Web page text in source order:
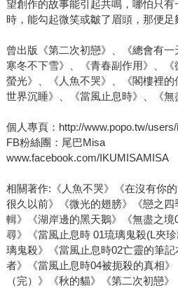
望創作的故事能引起共鳴，哪怕只
時，能勾起微笑或皺了眉頭，那便足
曾出版《第二次初戀》、《總會有
寒冬不下雪》、《青春副作用》、
螢光》、《人魚不哭》、《閣樓裡
世界沉睡》、《當風止息時》、《無
個人專頁：http://www.popo.tw/
FB粉絲團：尾巴Misa
www.facebook.com/IKUMISAMISA
相關著作:《人魚不哭》《在沒有你
很久以前》《微光的翅膀》《戀之
輯》《湖岸邊的黑天鵝》《無盡之境
尋》《當風止息時 01琉璃鬼殺(L夾
璃鬼殺》《當風止息時02亡靈的筆
者》《當風止息時04被扼殺的真相
（完）》《秋的貓》《第二次初戀